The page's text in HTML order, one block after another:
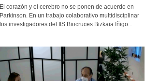
El corazón y el cerebro no se ponen de acuerdo en
Parkinson. En un trabajo colaborativo multidisciplinar
los investigadores del IIS Biocruces Bizkaia Iñigo...